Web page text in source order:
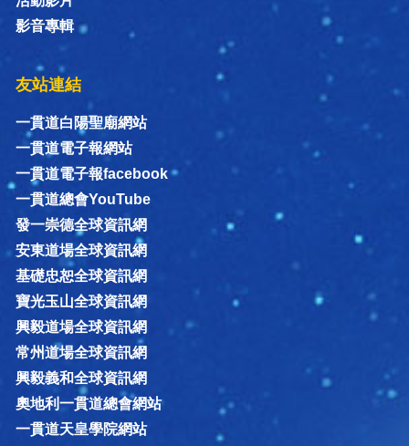
影音專輯
友站連結
一貫道白陽聖廟網站
一貫道電子報網站
一貫道電子報facebook
一貫道總會YouTube
發一崇德全球資訊網
安東道場全球資訊網
基礎忠恕全球資訊網
寶光玉山全球資訊網
興毅道場全球資訊網
常州道場全球資訊網
興毅義和全球資訊網
奧地利一貫道總會網站
一貫道天皇學院網站